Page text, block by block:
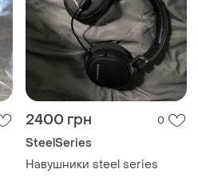
2400 грн 0
SteelSeries
Навушники steel series